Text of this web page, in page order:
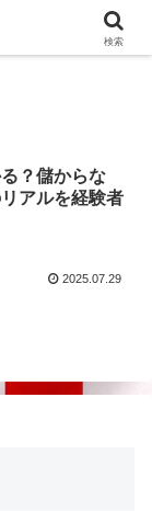
get🍵
？儲からな
アルを経験者
2025.07.29
検索